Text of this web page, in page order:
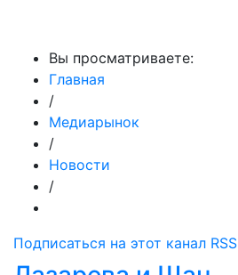
Вы просматриваете:
Главная
/
Медиарынок
/
Новости
/
Подписаться на этот канал RSS